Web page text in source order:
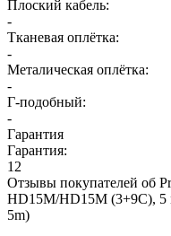
Плоский кабель:
-
Тканевая оплётка:
-
Металическая оплётка:
-
Г-подобный:
-
Гарантия
Гарантия:
12
Отзывы покупателей об
HD15M/HD15M (3+9С),
5m)